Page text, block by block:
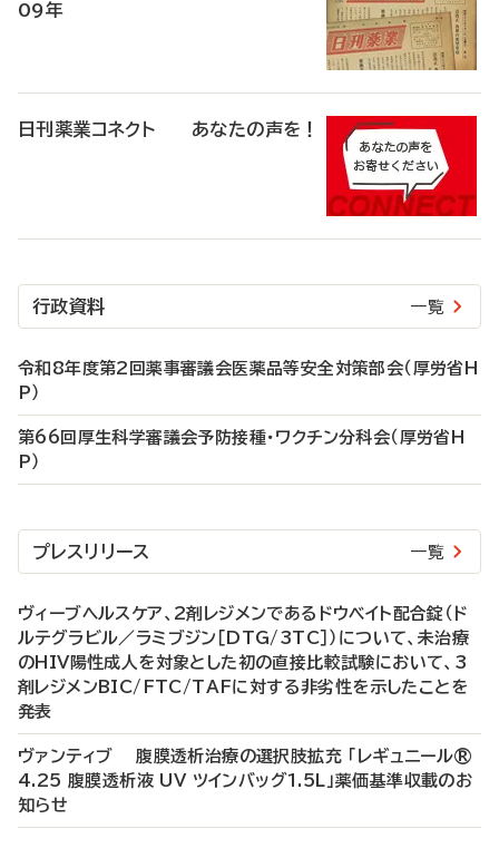
09年
日刊薬業コネクト あなたの声を！
行政資料 一覧
令和8年度第2回薬事審議会医薬品等安全対策部会（厚労省H
P）
第66回厚生科学審議会予防接種・ワクチン分科会（厚労省H
P）
プレスリリース 一覧
ヴィーブヘルスケア、2剤レジメンであるドウベイト配合錠（ド
ルテグラビル／ラミブジン［DTG/3TC］）について、未治療
のHIV陽性成人を対象とした初の直接比較試験において、3
剤レジメンBIC/FTC/TAFに対する非劣性を示したことを
発表
ヴァンティブ 腹膜透析治療の選択肢拡充 「レギュニール®
4.25 腹膜透析液 UV ツインバッグ1.5L」薬価基準収載のお
知らせ